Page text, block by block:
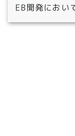
EB開発にお